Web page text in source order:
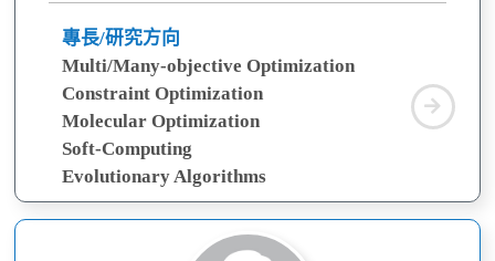
專長/研究方向
Multi/Many-objective Optimization
Constraint Optimization
Molecular Optimization
Soft-Computing
Evolutionary Algorithms
塔
杜